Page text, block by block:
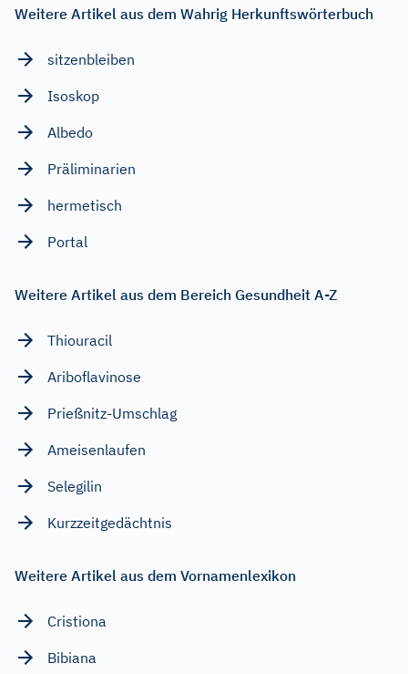
Weitere Artikel aus dem Wahrig Herkunftswörterbuch
sitzenbleiben
Isoskop
Albedo
Präliminarien
hermetisch
Portal
Weitere Artikel aus dem Bereich Gesundheit A-Z
Thiouracil
Ariboflavinose
Prießnitz-Umschlag
Ameisenlaufen
Selegilin
Kurzzeitgedächtnis
Weitere Artikel aus dem Vornamenlexikon
Cristiona
Bibiana